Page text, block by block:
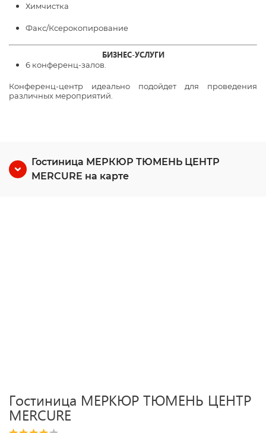
Химчистка
Факс/Ксерокопирование
БИЗНЕС-УСЛУГИ
6 конференц-залов.
Конференц-центр идеально подойдет для проведения
различных мероприятий.
Гостиница МЕРКЮР ТЮМЕНЬ ЦЕНТР
MERCURE на карте
Гостиница МЕРКЮР ТЮМЕНЬ ЦЕНТР
MERCURE